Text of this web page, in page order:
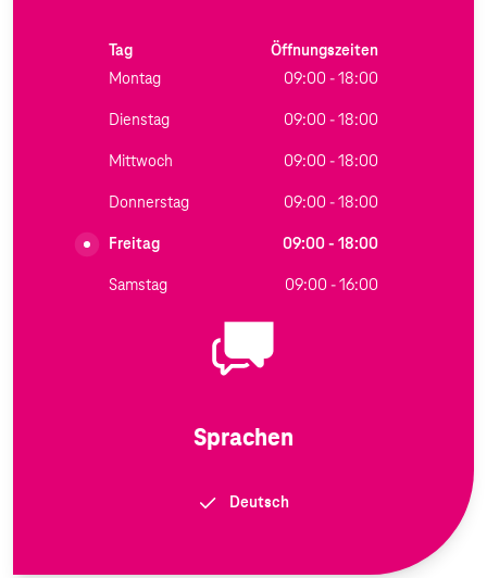
Tag
Öffnungszeiten
Montag
09:00 - 18:00
Dienstag 09:00 - 18:00
Mittwoch 09:00 - 18:00
Donnerstag 09:00 - 18:00
Freitag 09:00 - 18:00
Samstag 09:00 - 16:00
Sprachen
Deutsch